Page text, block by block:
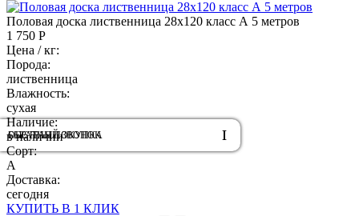
Половая доска лиственница 28x120 класс А 5 метров
1 750 Р
Цена / кг:
Порода:
лиственница
Влажность:
сухая
Наличие:
в наличии
Сорт:
А
Доставка:
сегодня
КУПИТЬ В 1 КЛИК
ОБРАТНЫЙ ЗВОНОК
БЫСТРАЯ ПОКУПКА